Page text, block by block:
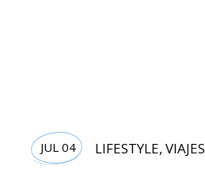
JUL 04 LIFESTYLE,VIAJES